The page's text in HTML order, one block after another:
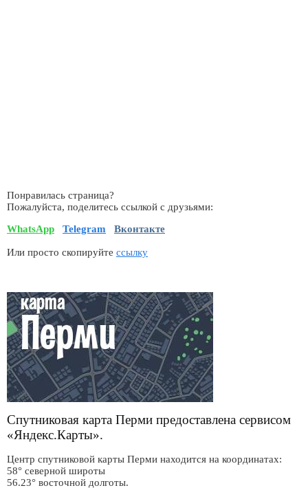
Понравилась страница?
Пожалуйста, поделитесь ссылкой с друзьями:
WhatsApp
Telegram Вконтакте
Или просто скопируйте ссылку
Спутниковая карта Перми предоставлена сервисом
«Яндекс.Карты».
Центр спутниковой карты Перми находится на координатах:
58° северной широты
56.23° восточной долготы.